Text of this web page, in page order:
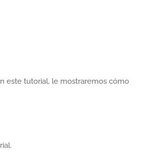
este tutorial, le mostraremos cómo